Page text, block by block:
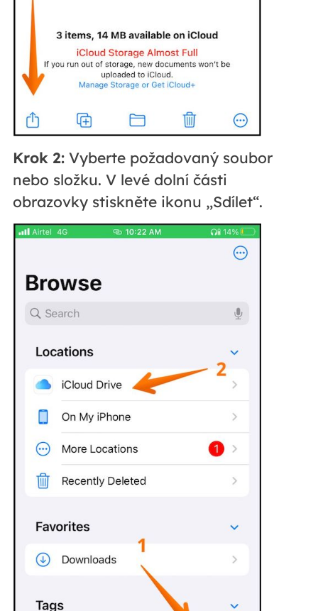
Krok 2:Vyberte požadovaný soubor
nebo složku. V levé dolní části
obrazovky stiskněte ikonu „Sdílet“.